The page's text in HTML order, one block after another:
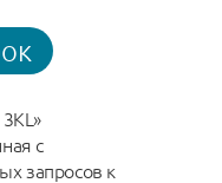
с
запросов к